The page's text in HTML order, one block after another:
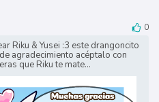
0
Riku & Yusei :3 este drangoncito
agradecimiento acéptalo con
que Riku te mate...